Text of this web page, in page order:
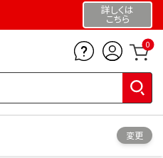
詳しくは
こちら
0
変更